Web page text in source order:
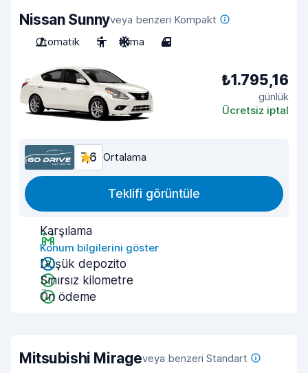
Nissan Sunnyveya benzeri Kompakt
Otomatik
5 Klima 4
₺1.795,16
günlük
Ücretsiz iptal
7,6 Ortalama
Teklifi görüntüle
Karşılama
Konum bilgilerini göster
Düşük depozito
Sınırsız kilometre
Ön ödeme
Mitsubishi Mirageveya benzeri Standart